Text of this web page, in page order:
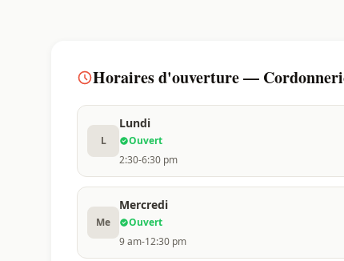
Horaires d'ouverture —
L
Lundi
Ouvert
2:30-6:30 pm
Me
Mercredi
Ouvert
9 am-12:30 pm